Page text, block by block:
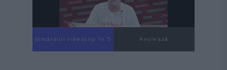
Următorul videoclip în 4 Anulează